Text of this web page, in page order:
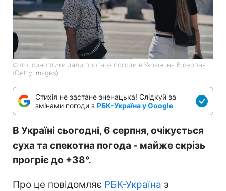
Фото: синоптики дали прогноз погоди в Україні на 6 серпня
(Getty Images)
Стихія не застане зненацька! Слідкуй за
змінами погоди з РБК-Україна у Google
В Україні сьогодні, 6 серпня, очікується
суха та спекотна погода - майже скрізь
прогріє до +38°.
Про це повідомляє РБК-Україна з